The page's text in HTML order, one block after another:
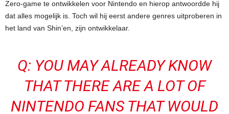
Zero-game te ontwikkelen voor Nintendo en hierop antwoordde hij
dat alles mogelijk is. Toch wil hij eerst andere genres uitproberen in
het land van Shin’en, zijn ontwikkelaar.
Q: YOU MAY ALREADY KNOW
THAT THERE ARE A LOT OF
NINTENDO FANS THAT WOULD